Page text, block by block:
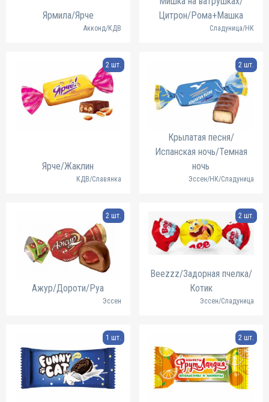
Ярмила/Ярче
Акконд/КДВ
Цитрон/Рома+Машка
Сладуница/НК
Ярче/Жаклин
2 шт.
КДВ/Славянка
Крылатая песня/
Испанская ночь/Темная
ночь
2 шт.
Эссен/НК/Сладуница
Ажур/Дороти/Руа
2 шт.
Эссен
Beezzz/Задорная пчелка/
Котик
2 шт.
Эссен/Сладуница
1 шт. 2 шт.